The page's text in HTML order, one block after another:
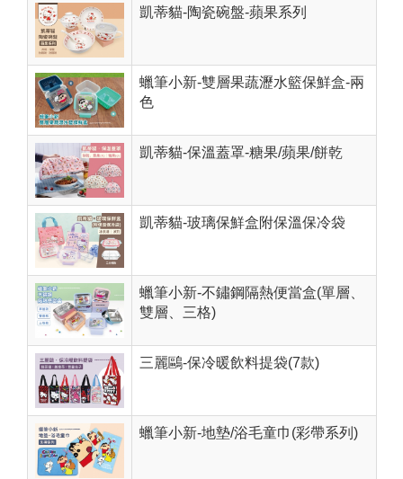
凱蒂貓-陶瓷碗盤-蘋果系列
蠟筆小新-雙層果蔬瀝水籃保鮮盒-兩
色
凱蒂貓-保溫蓋罩-糖果/蘋果/餅乾
凱蒂貓-玻璃保鮮盒附保溫保冷袋
蠟筆小新-不鏽鋼隔熱便當盒(單層、
雙層、三格)
三麗鷗-保冷暖飲料提袋(7款)
蠟筆小新-地墊/浴毛童巾(彩帶系列)